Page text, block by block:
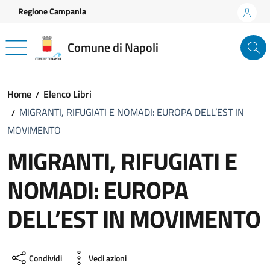
Vai ai contenuti
Vai al footer
Regione Campania
Comune di Napoli
Home
Elenco Libri
MIGRANTI, RIFUGIATI E NOMADI: EUROPA DELL’EST IN
MOVIMENTO
MIGRANTI, RIFUGIATI E
NOMADI: EUROPA
DELL’EST IN MOVIMENTO
Condividi Vedi azioni